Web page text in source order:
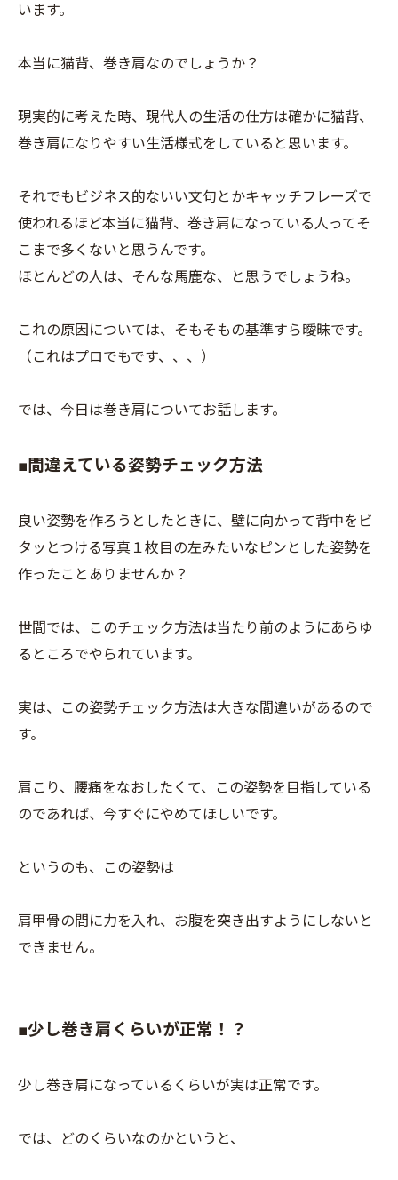
います。
本当に猫背、巻き肩なのでしょうか？
現実的に考えた時、現代人の生活の仕方は確かに猫背、
巻き肩になりやすい生活様式をしていると思います。
それでもビジネス的ないい文句とかキャッチフレーズで
使われるほど本当に猫背、巻き肩になっている人ってそ
こまで多くないと思うんです。
ほとんどの人は、そんな馬鹿な、と思うでしょうね。
これの原因については、そもそもの基準すら曖昧です。
（これはプロでもです、、、）
では、今日は巻き肩についてお話します。
■間違えている姿勢チェック方法
良い姿勢を作ろうとしたときに、壁に向かって背中をビ
タッとつける写真１枚目の左みたいなピンとした姿勢を
作ったことありませんか？
世間では、このチェック方法は当たり前のようにあらゆ
るところでやられています。
実は、この姿勢チェック方法は大きな間違いがあるので
す。
肩こり、腰痛をなおしたくて、この姿勢を目指している
のであれば、今すぐにやめてほしいです。
というのも、この姿勢は
肩甲骨の間に力を入れ、お腹を突き出すようにしないと
できません。
■少し巻き肩くらいが正常！？
少し巻き肩になっているくらいが実は正常です。
では、どのくらいなのかというと、